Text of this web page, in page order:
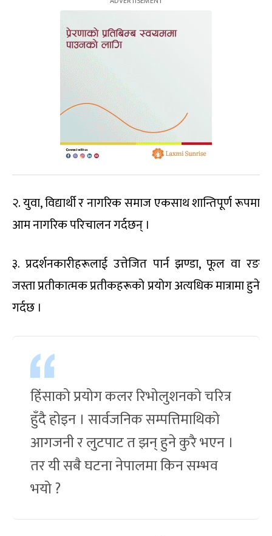
२. युवा, विद्यार्थी र नागरिक समाज एकसाथ शान्तिपूर्ण रूपमा
आम नागरिक परिचालन गर्दछन् ।
३. प्रदर्शनकारीहरूलाई उत्तेजित पार्न झण्डा, फूल वा रङ
जस्ता प्रतीकात्मक प्रतीकहरूको प्रयोग अत्यधिक मात्रामा हुने
गर्दछ ।
हिंसाको प्रयोग कलर रिभोलुशनको चरित्र
हुँदै होइन । सार्वजनिक सम्पत्तिमाथिको
आगजनी र लुटपाट त झन् हुने कुरै भएन ।
तर यी सबै घटना नेपालमा किन सम्भव
भयो ?